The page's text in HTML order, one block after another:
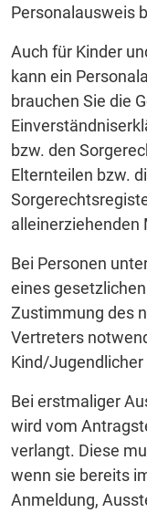
Personalausweis
Auch für Kinder
kann ein
brauchen Sie die
bzw. den
Elternteilen bzw.
Bei Personen
eines
Zustimmung des
Vertreters
Kind/
Bei erstmaliger
wird vom
verlangt. Diese
wenn sie bereits
Anmeldung,